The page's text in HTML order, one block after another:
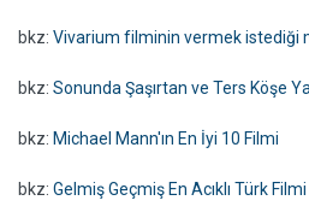
bkz: Vivarium filminin vermek istediği
bkz: Sonunda Şaşırtan ve Ters Köşe
bkz: Michael Mann'ın En İyi 10 Filmi
bkz: Gelmiş Geçmiş En Acıklı Türk